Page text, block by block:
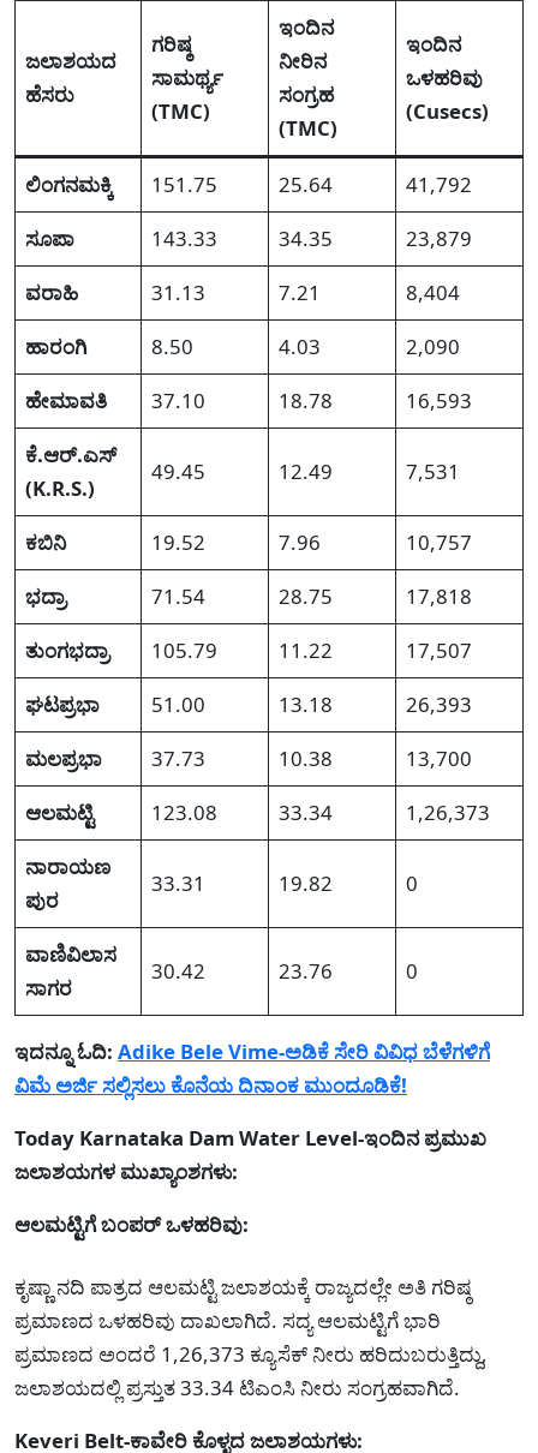
ಜಲಾಶಯದ
ಹೆಸರು
ಗರಿಷ್ಠ
ಸಾಮರ್ಥ್ಯ
(TMC)
ಇಂದಿನ
ನೀರಿನ
ಸಂಗ್ರಹ
(TMC)
ಇಂದಿನ
ಒಳಹರಿವು
(Cusecs)
ಲಿಂಗನಮಕ್ಕಿ 151.75 25.64
41,792
ಸೂಪಾ
143.33 34.35
23,879
ವರಾಹಿ
31.13 7.21
8,404
ಹಾರಂಗಿ
8.50 4.03
2,090
ಹೇಮಾವತಿ
37.10 18.78
16,593
ಕೆ.ಆರ್.ಎಸ್
(K.R.S.)
49.45 12.49 7,531
ಕಬಿನಿ 19.52 7.96
10,757
ಭದ್ರಾ
71.54 28.75
17,818
ತುಂಗಭದ್ರಾ
105.79 11.22
17,507
ಘಟಪ್ರಭಾ
51.00 13.18
26,393
ಮಲಪ್ರಭಾ
37.73 10.38
13,700
ಆಲಮಟ್ಟಿ
123.08 33.34
1,26,373
ನಾರಾಯಣ
ಪುರ
33.31 19.82 0
ವಾಣಿವಿಲಾಸ
ಸಾಗರ
30.42 23.76 0
ಇದನ್ನೂ ಓದಿ: Adike Bele Vime-ಅಡಿಕೆ ಸೇರಿ ವಿವಿಧ ಬೆಳೆಗಳಿಗೆ
ವಿಮೆ ಅರ್ಜಿ ಸಲ್ಲಿಸಲು ಕೊನೆಯ ದಿನಾಂಕ ಮುಂದೂಡಿಕೆ!
Today Karnataka Dam Water Level-ಇಂದಿನ ಪ್ರಮುಖ
ಜಲಾಶಯಗಳ ಮುಖ್ಯಾಂಶಗಳು:
ಆಲಮಟ್ಟಿಗೆ ಬಂಪರ್ ಒಳಹರಿವು:
ಕೃಷ್ಣಾ ನದಿ ಪಾತ್ರದ ಆಲಮಟ್ಟಿ ಜಲಾಶಯಕ್ಕೆ ರಾಜ್ಯದಲ್ಲೇ ಅತಿ ಗರಿಷ್ಠ
ಪ್ರಮಾಣದ ಒಳಹರಿವು ದಾಖಲಾಗಿದೆ. ಸದ್ಯ ಆಲಮಟ್ಟಿಗೆ ಭಾರಿ
ಪ್ರಮಾಣದ ಅಂದರೆ 1,26,373 ಕ್ಯೂಸೆಕ್ ನೀರು ಹರಿದುಬರುತ್ತಿದ್ದು,
ಜಲಾಶಯದಲ್ಲಿ ಪ್ರಸ್ತುತ 33.34 ಟಿಎಂಸಿ ನೀರು ಸಂಗ್ರಹವಾಗಿದೆ.
Keveri Belt-ಕಾವೇರಿ ಕೊಳ್ಳದ ಜಲಾಶಯಗಳು: